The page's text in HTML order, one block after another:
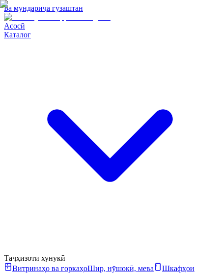
Ба мундариҷа гузаштан
Асосӣ
Каталог
Таҷҳизоти хунукӣ
Витринаҳо ва горкаҳоШир, нӯшокӣ, мева
Шкафҳои